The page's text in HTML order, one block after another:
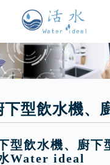
下型飲水機、
型飲水機、廚下
Water ideal